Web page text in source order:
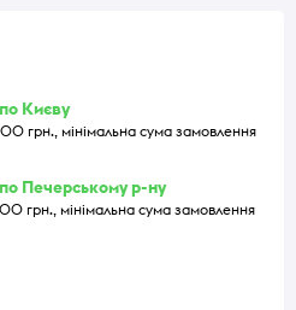
Києву
грн., мінімальна сума замовлення
Печерському р-ну
грн., мінімальна сума замовлення